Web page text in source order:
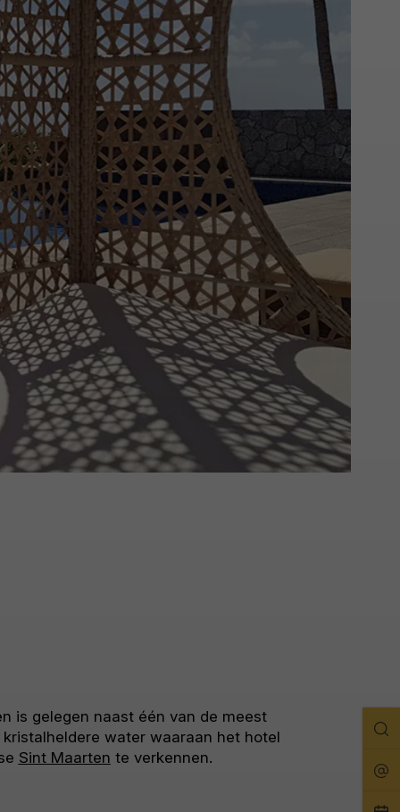
is gelegen naast één van de meest
water waaraan het hotel
Sint Maarten te verkennen.